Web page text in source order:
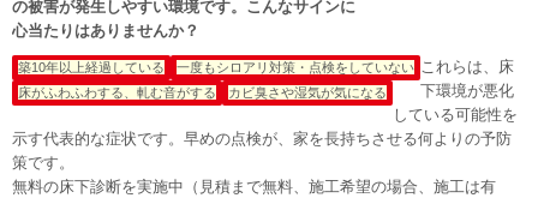
の被害が発生しやすい環境です。こんなサインに
心当たりはありませんか？
築10年以上経過している
一度もシロアリ対策・点検をしていない
床がふわふわする、軋む音がする
カビ臭さや湿気が気になる
これらは、床
下環境が悪化
している可能性を
示す代表的な症状です。早めの点検が、家を長持ちさせる何よりの予防
策です。
無料の床下診断を実施中（見積まで無料、施工希望の場合、施工は有